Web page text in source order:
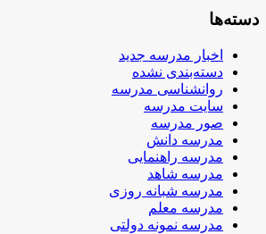
دسته‌ها
اخبار مدرسه جدید
دسته‌بندی نشده
روانشناسی مدرسه
سایت مدرسه
صور مدرسه
مدرسه دانش
مدرسه راهنمایی
مدرسه شاهد
مدرسه شبانه روزی
مدرسه معلم
مدرسه نمونه دولتی